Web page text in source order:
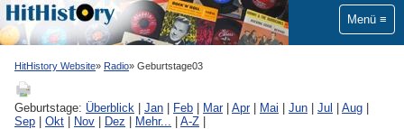
Menü
HitHistory Website Radio Geburtstage03
Geburtstage: Überblick Jan Feb Mar| Apr| Mai Jun Jul Aug
Sep
Okt Nov Dez Mehr... A-Z